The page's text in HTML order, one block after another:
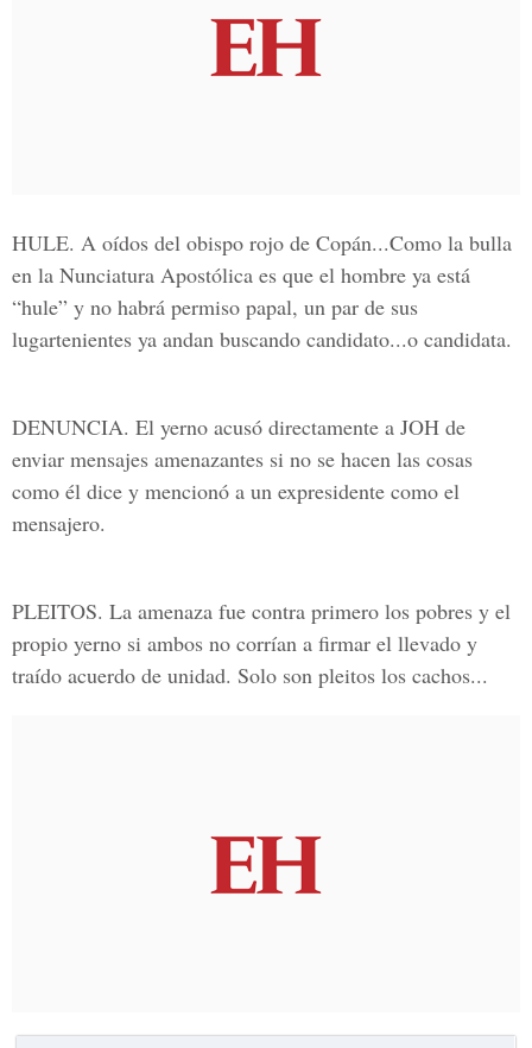
HULE. A oídos del obispo rojo de Copán...Como la bulla
en la Nunciatura Apostólica es que el hombre ya está
“hule” y no habrá permiso papal, un par de sus
lugartenientes ya andan buscando candidato...o candidata.
DENUNCIA. El yerno acusó directamente a JOH de
enviar mensajes amenazantes si no se hacen las cosas
como él dice y mencionó a un expresidente como el
mensajero.
PLEITOS. La amenaza fue contra primero los pobres y el
propio yerno si ambos no corrían a firmar el llevado y
traído acuerdo de unidad. Solo son pleitos los cachos...